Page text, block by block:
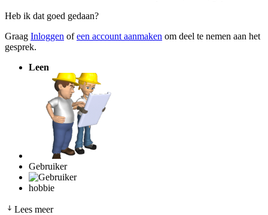
Heb ik dat goed gedaan?
Graag Inloggen ofeen account aanmaken om deel te nemen aan het
gesprek.
Leen
Gebruiker
hobbie
Lees meer